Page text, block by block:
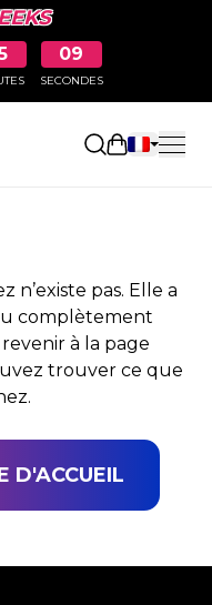
09
SECONDES
Ouvrir le
n’existe pas. Elle a
complètement
à la page
trouver ce que
D'ACCUEIL